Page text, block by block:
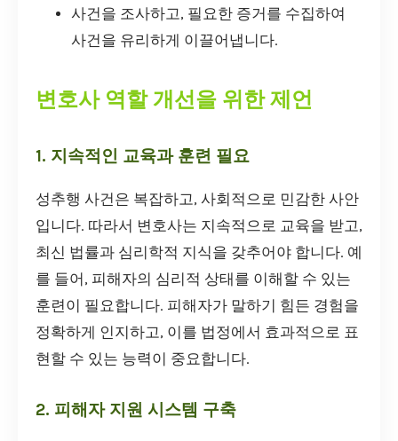
사건을 조사하고, 필요한 증거를 수집하여
사건을 유리하게 이끌어냅니다.
변호사 역할 개선을 위한 제언
1. 지속적인 교육과 훈련 필요
성추행 사건은 복잡하고, 사회적으로 민감한 사안
입니다. 따라서 변호사는 지속적으로 교육을 받고,
최신 법률과 심리학적 지식을 갖추어야 합니다. 예
를 들어, 피해자의 심리적 상태를 이해할 수 있는
훈련이 필요합니다. 피해자가 말하기 힘든 경험을
정확하게 인지하고, 이를 법정에서 효과적으로 표
현할 수 있는 능력이 중요합니다.
2. 피해자 지원 시스템 구축